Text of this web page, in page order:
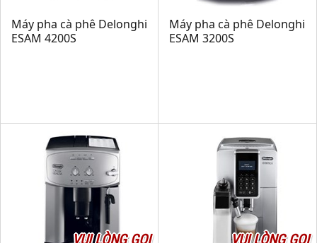
Máy pha cà phê Delonghi
ESAM 4200S
Máy pha cà phê Delonghi
ESAM 3200S
VUI LÒNG GỌI VUI LÒNG GỌI